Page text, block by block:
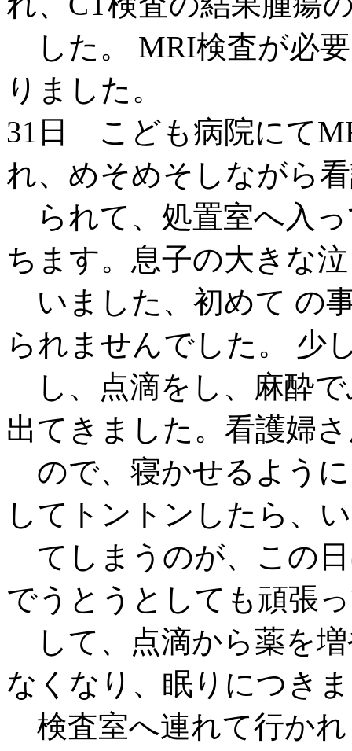
した。 MRI検査が必
りました。
31日 こども病院にて
れ、めそめそしながら
られて、処置室へ入
ちます。息子の大きな
いました、初めて の
られませんでした。 少
し、点滴をし、麻酔
出てきました。看護婦
ので、寝かせるよう
してトントンしたら、
てしまうのが、この
でうとうとしても頑張
して、点滴から薬を
なくなり、眠りにつき
検査室へ連れて行か